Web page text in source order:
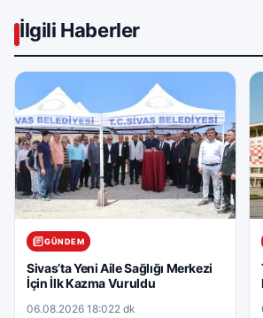
İlgili Haberler
GÜNDEM
Sivas’ta Yeni Aile Sağlığı Merkezi
İçin İlk Kazma Vuruldu
06.08.2026 18:022 dk